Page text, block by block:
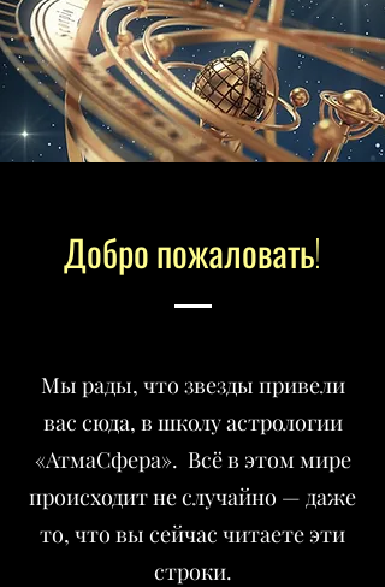
Добро пожаловать!
Мы рады, что звезды привели
вас сюда, в школу астрологии
«АтмаСфера». Всё в этом мире
происходит не случайно — даже
то, что вы сейчас читаете эти
строки.